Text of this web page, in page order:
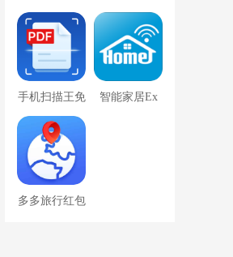
手机扫描王免
费版
智能家居Ex
多多旅行红包